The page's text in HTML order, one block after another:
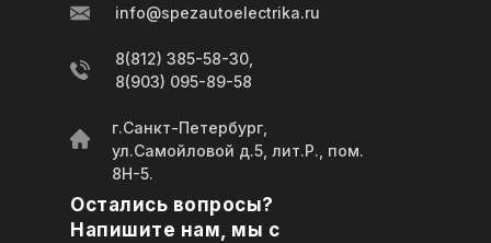
8(812) 385-58-30,
8(903) 095-89-58
info@spezautoelectrika.ru
г.Санкт-Петербург,
ул.Самойловой д.5, лит.Р., пом.
8Н-5.
Остались вопросы?
Напишите нам, мы с